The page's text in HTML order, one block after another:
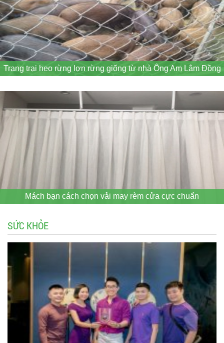
Trang trại heo rừng lợn rừng giống từ nhà Ông Am Lâm Đồng
Mách bạn cách chọn vải may rèm cửa cực chuẩn
SỨC KHỎE